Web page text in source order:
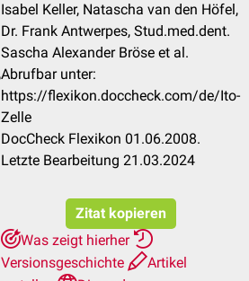
Isabel Keller, Natascha van den Höfel,
Dr. Frank Antwerpes, Stud.med.dent.
Sascha Alexander Bröse et al.
Abrufbar unter:
https://flexikon.doccheck.com/de/Ito-
Zelle
DocCheck Flexikon 01.06.2008.
Letzte Bearbeitung 21.03.2024
Zitat kopieren
Was zeigt hierher
Versionsgeschichte
Artikel